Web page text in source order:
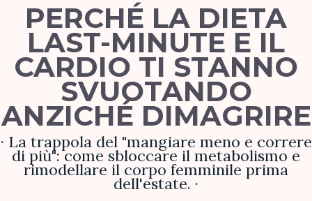
PERCHÉ LA DIETA
LAST-MINUTE E IL
CARDIO TI STANNO
SVUOTANDO
ANZICHÉ DIMAGRIRE
· La trappola del "mangiare meno e correre
di più": come sbloccare il metabolismo e
rimodellare il corpo femminile prima
dell'estate. ·